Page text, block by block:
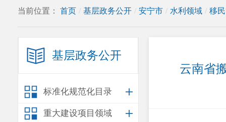
当前位置： 首页 / 基层政务公开 / 安宁市 / 水利领域 / 移
基层政务公开
标准化规范化目录
重大建设项目领域
云南省